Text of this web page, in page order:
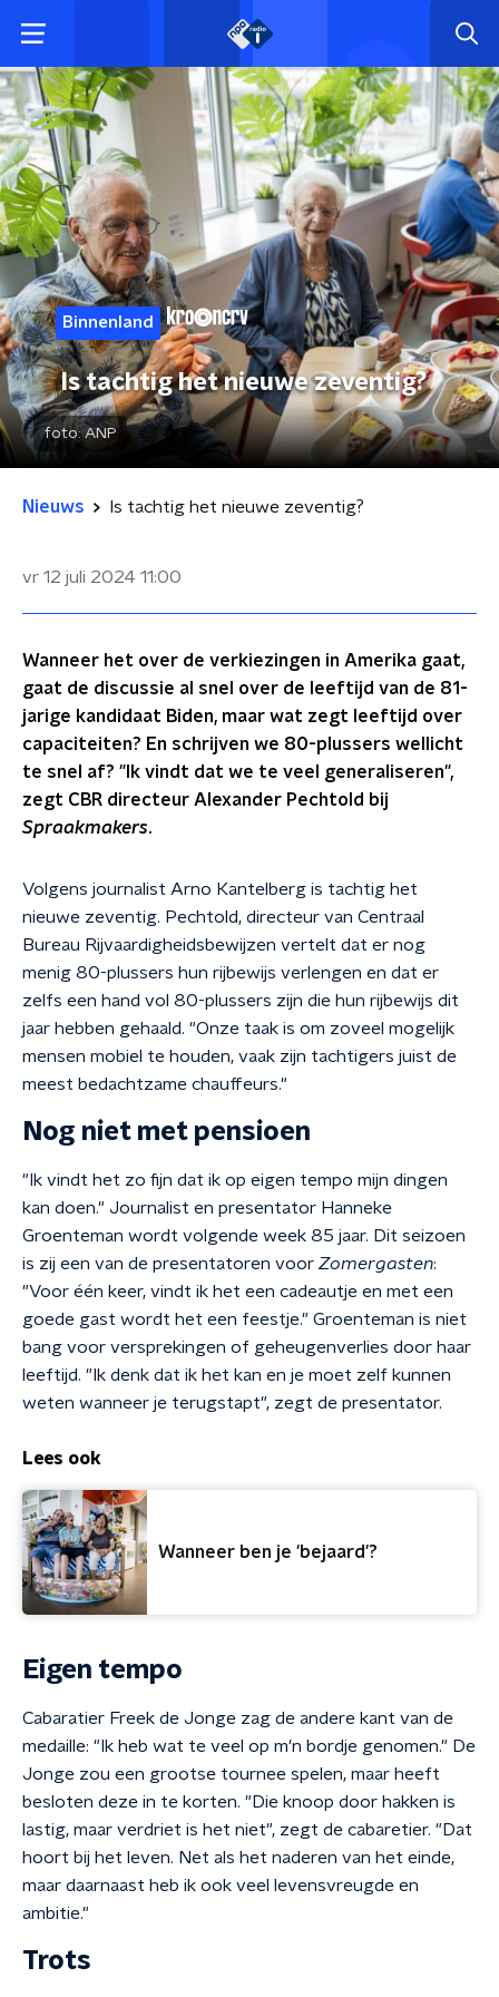
Binnenland
Is tachtig het nieuwe zeventig?
foto:ANP
Nieuws Is tachtig het nieuwe zeventig?
vr 12 juli 2024 11:00
Wanneer het over de verkiezingen in Amerika gaat,
gaat de discussie al snel over de leeftijd van de 81-
jarige kandidaat Biden, maar wat zegt leeftijd over
capaciteiten? En schrijven we 80-plussers wellicht
te snel af? "Ik vindt dat we te veel generaliseren",
zegt CBR directeur Alexander Pechtold bij
Spraakmakers.
Volgens journalist Arno Kantelberg is tachtig het
nieuwe zeventig. Pechtold, directeur van Centraal
Bureau Rijvaardigheidsbewijzen vertelt dat er nog
menig 80-plussers hun rijbewijs verlengen en dat er
zelfs een hand vol 80-plussers zijn die hun rijbewijs dit
jaar hebben gehaald. "Onze taak is om zoveel mogelijk
mensen mobiel te houden, vaak zijn tachtigers juist de
meest bedachtzame chauffeurs."
Nog niet met pensioen
"Ik vindt het zo fijn dat ik op eigen tempo mijn dingen
kan doen." Journalist en presentator Hanneke
Groenteman wordt volgende week 85 jaar. Dit seizoen
is zij een van de presentatoren voor Zomergasten:
"Voor één keer, vindt ik het een cadeautje en met een
goede gast wordt het een feestje." Groenteman is niet
bang voor versprekingen of geheugenverlies door haar
leeftijd. "Ik denk dat ik het kan en je moet zelf kunnen
weten wanneer je terugstapt", zegt de presentator.
Lees ook
Wanneer ben je 'bejaard'?
Eigen tempo
Cabaratier Freek de Jonge zag de andere kant van de
medaille: "Ik heb wat te veel op m'n bordje genomen." De
Jonge zou een grootse tournee spelen, maar heeft
besloten deze in te korten. "Die knoop door hakken is
lastig, maar verdriet is het niet", zegt de cabaretier. "Dat
hoort bij het leven. Net als het naderen van het einde,
maar daarnaast heb ik ook veel levensvreugde en
ambitie."
Trots